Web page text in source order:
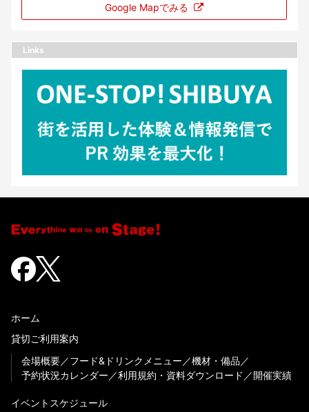
Google Mapでみる
Links
ホーム
貸切ご利用案内
会場概要
フード&ドリンクメニュー
機材・備品
予約状況カレンダー
利用規約・資料ダウンロード 開催実績
イベントスケジュール